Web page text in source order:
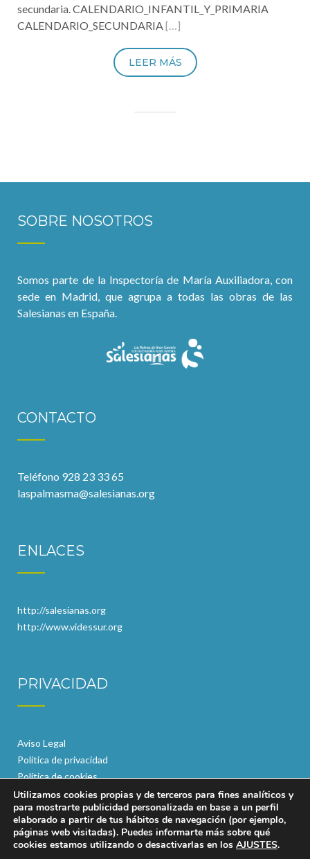
secundaria. CALENDARIO_INFANTIL_Y_PRIMARIA
CALENDARIO_SECUNDARIA […]
LEER MÁS
SOBRE NOSOTROS
Somos parte de la Inspectoría de María Auxiliadora, con
sede en Madrid, que agrupa a todas las obras de las
Salesianas en España.
CONTACTO
Teléfono 928 23 33 65
laspalmasma@salesianas.org
ENLACES
http://salesianas.org
http://www.videssur.org
PRIVACIDAD
Aviso Legal
Política de privacidad
Política de cookies
Utilizamos cookies propias y de terceros para fines analíticos y
para mostrarte publicidad personalizada en base a un perfil
elaborado a partir de tus hábitos de navegación (por ejemplo,
páginas web visitadas). Puedes informarte más sobre qué
cookies estamos utilizando o desactivarlas en los AJUSTES.